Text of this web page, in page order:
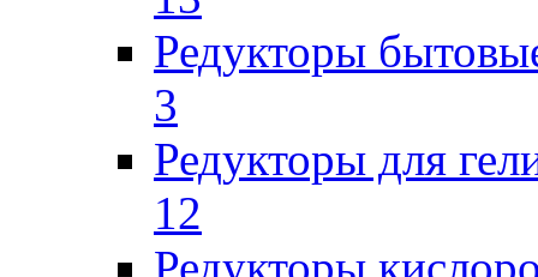
Редукторы
3
Редукторы для
12
Редукторы